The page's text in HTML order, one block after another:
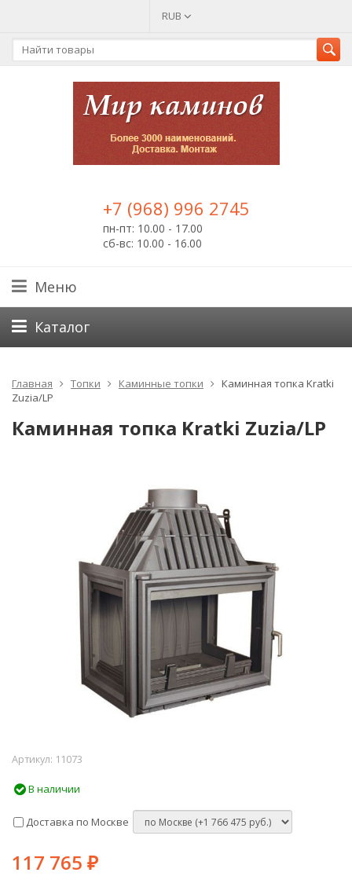
RUB
+7 (968) 996 2745
пн-пт: 10.00 - 17.00
сб-вс: 10.00 - 16.00
Меню
Каталог
Главная Топки Каминные топки
Каминная топка Kratki
Zuzia/LP
Каминная топка Kratki Zuzia/LP
Артикул: 11073
В наличии
Доставка по Москве
117 765 ₽